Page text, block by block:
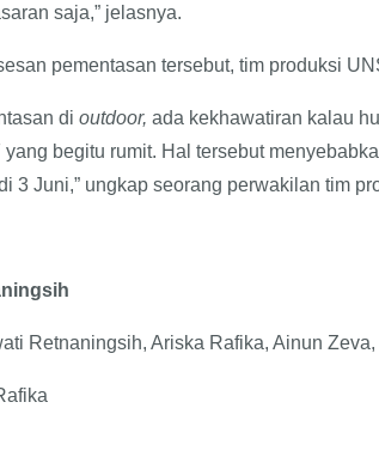
saja,” jelasnya.
pementasan tersebut, tim produksi
di outdoor, ada kekhawatiran kalau
begitu rumit. Hal tersebut
3 Juni,” ungkap seorang perwakilan tim
Retnaningsih, Ariska Rafika, Ainun